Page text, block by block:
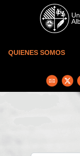
Skip to main content
QUIENES SOMOS